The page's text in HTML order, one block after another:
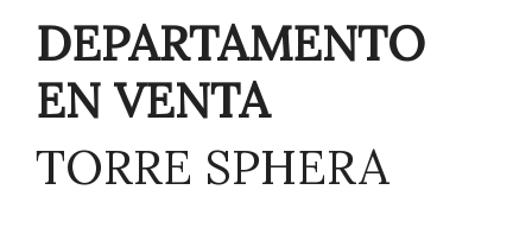
DEPARTAMENTO
EN VENTA
TORRE SPHERA